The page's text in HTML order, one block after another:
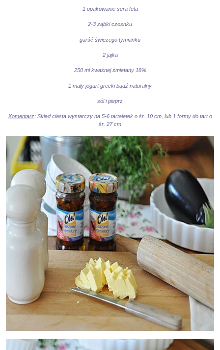
1 opakowanie sera feta
2-3 ząbki czosnku
garść świeżego tymianku
2 jajka
250 ml kwaśnej śmietany 18%
1 mały jogurt grecki bądź naturalny
sól i pieprz
Komentarz: Skład ciasta wystarczy na 5-6 tartaletek o śr. 10 cm, lub 1 formy do tart o
śr. 27 cm